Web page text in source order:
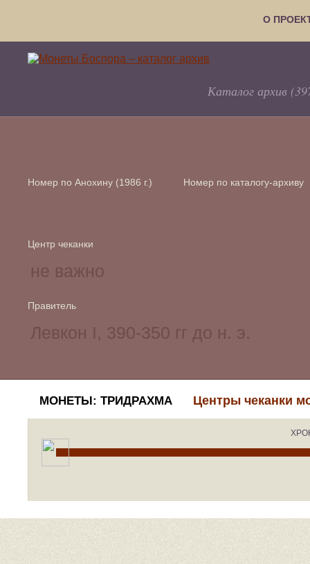
О
Каталог архив
Номер по Анохину (1986 г.) Номер по каталогу-архиву
Центр чеканки
Правитель
МОНЕТЫ: ТРИДРАХМА Центры чеканки